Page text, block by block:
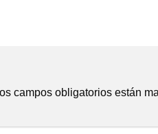
campos obligatorios están